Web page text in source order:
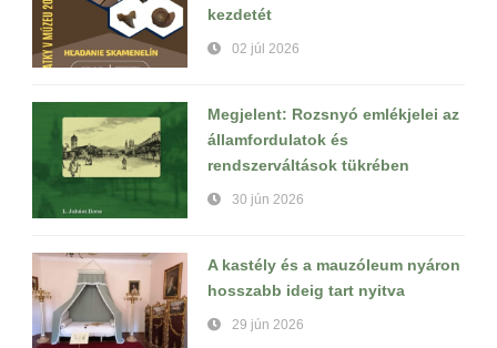
kezdetét
02 júl 2026
Megjelent: Rozsnyó emlékjelei az
államfordulatok és
rendszerváltások tükrében
30 jún 2026
A kastély és a mauzóleum nyáron
hosszabb ideig tart nyitva
29 jún 2026